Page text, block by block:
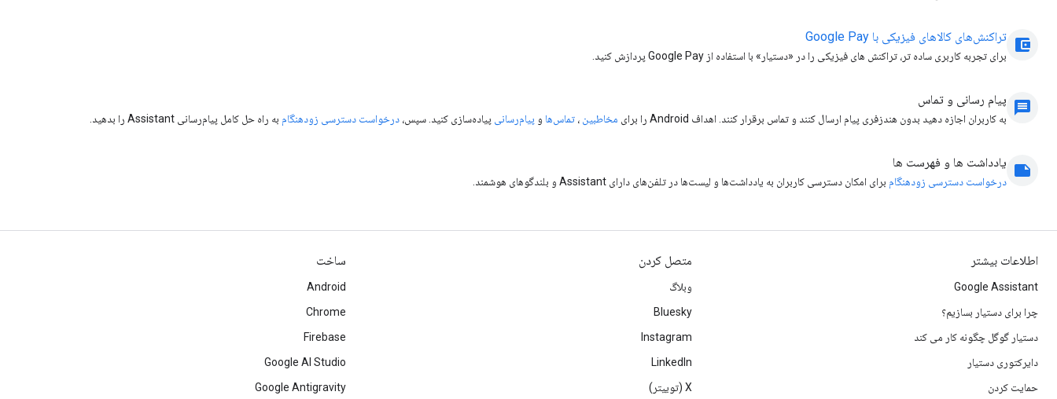
account_balance_wallet تراکنش‌های کالاهای فیزیکی با Google Pay
برای تجربه کاربری ساده تر، تراکنش های فیزیکی را در «دستیار» با استفاده از Google Pay پردازش کنید.
message پیام رسانی و تماس
به کاربران اجازه دهید بدون هندزفری پیام ارسال کنند و تماس برقرار کنند. اهداف Android را برای مخاطبین ، تماس‌ها و پیام‌رسانی پیاده‌سازی کنید. سپس، درخواست دسترسی زودهنگام به راه حل کامل پیام‌رسانی Assistant را بدهید.
note یادداشت ها و فهرست ها
درخواست دسترسی زودهنگام برای امکان دسترسی کاربران به یادداشت‌ها و لیست‌ها در تلفن‌های دارای Assistant و بلندگوهای هوشمند.
اطلاعات بیشتر
Google Assistant
چرا برای دستیار بسازیم؟
دستیار گوگل چگونه کار می کند
دایرکتوری دستیار
حمایت کردن
متصل کردن
وبلاگ
Bluesky
Instagram
LinkedIn
‫X (توییتر)
ساخت
Android
Chrome
Firebase
Google AI Studio
Google Antigravity